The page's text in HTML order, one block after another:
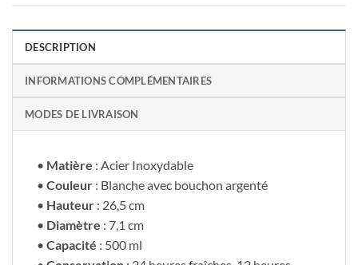
DESCRIPTION
INFORMATIONS COMPLÉMENTAIRES
MODES DE LIVRAISON
• Matière : Acier Inoxydable
• Couleur : Blanche avec bouchon argenté
• Hauteur : 26,5 cm
• Diamètre : 7,1 cm
• Capacité : 500 ml